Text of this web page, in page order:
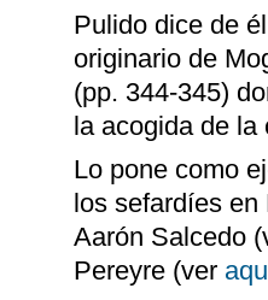
Pulido dice de
originario de
(pp. 344-345)
la acogida de la
Lo pone como
los sefardíes
Aarón Salcedo
Pereyre (ver